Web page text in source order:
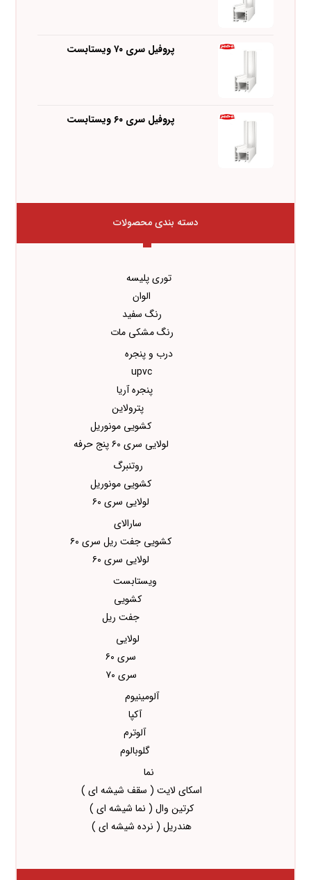
پروفیل سری ۷۰ ویستابست
پروفیل سری ۶۰ ویستابست
دسته بندی محصولات
توری پلیسه
الوان
رنگ سفید
رنگ مشکی مات
درب و پنجره
upvc
پنجره آریا
پترولاین
کشویی مونوریل
لولایی سری ۶۰ پنج حرفه
روتنبرگ
کشویی مونوریل
لولایی سری ۶۰
سارالای
کشویی جفت ریل سری ۶۰
لولایی سری ۶۰
ویستابست
کشویی
جفت ریل
لولایی
سری ۶۰
سری ۷۰
آلومینیوم
آکپا
آلوترم
گلوبالوم
نما
اسکای لایت ( سقف شیشه ای )
کرتین وال ( نما شیشه ای )
هندریل ( نرده شیشه ای )